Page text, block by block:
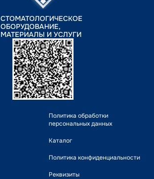
СТОМАТОЛОГИЧЕСКОЕ
ОБОРУДОВАНИЕ,
МАТЕРИАЛЫ И УСЛУГИ
Политика обработки
персональных данных
Каталог
Политика конфиденциальности
Реквизиты